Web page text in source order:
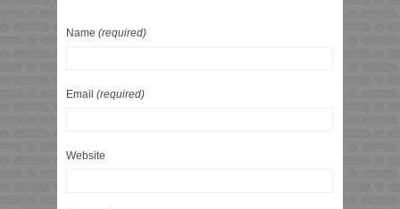
Name (required)
Email (required)
Website